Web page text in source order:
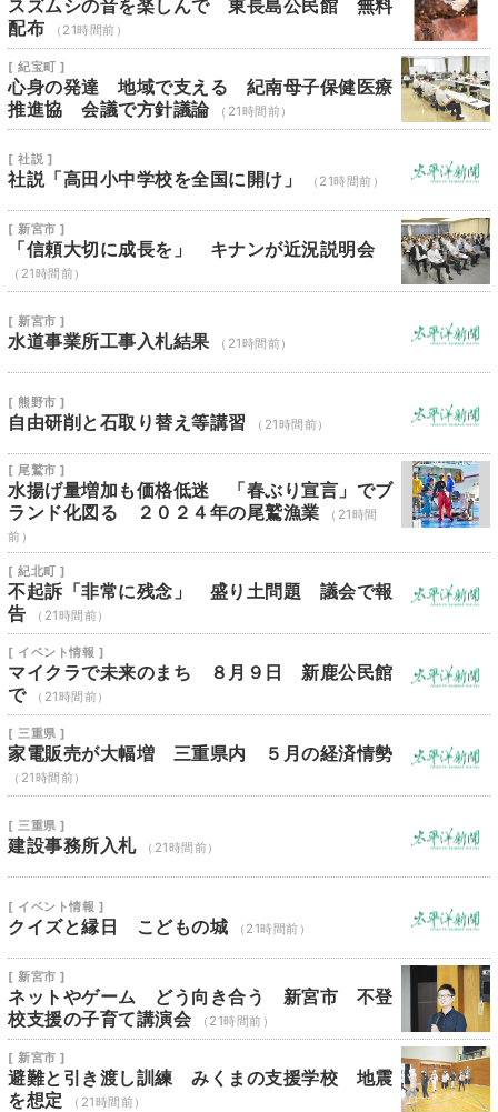
スズムシの音を楽しんで 東長島公民館 無料
配布
（21時間前）
[ 紀宝町 ]
心身の発達 地域で支える 紀南母子保健医療
推進協 会議で方針議論
（21時間前）
[ 社説 ]
社説「高田小中学校を全国に開け」 （21時間前）
[ 新宮市 ]
「信頼大切に成長を」 キナンが近況説明会
（21時間前）
[ 新宮市 ]
水道事業所工事入札結果 （21時間前）
[ 熊野市 ]
自由研削と石取り替え等講習 （21時間前）
[ 尾鷲市 ]
水揚げ量増加も価格低迷 「春ぶり宣言」でブ
ランド化図る ２０２４年の尾鷲漁業
（21時間
前）
[ 紀北町 ]
不起訴「非常に残念」 盛り土問題 議会で報
告
（21時間前）
[ イベント情報 ]
マイクラで未来のまち ８月９日 新鹿公民館
で
（21時間前）
[ 三重県 ]
家電販売が大幅増 三重県内 ５月の経済情勢
（21時間前）
[ 三重県 ]
建設事務所入札 （21時間前）
[ イベント情報 ]
クイズと縁日 こどもの城 （21時間前）
[ 新宮市 ]
ネットやゲーム どう向き合う 新宮市 不登
校支援の子育て講演会
（21時間前）
[ 新宮市 ]
避難と引き渡し訓練 みくまの支援学校 地震
を想定
（21時間前）